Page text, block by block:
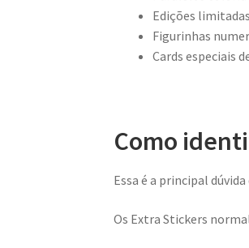
Edições limitadas
Figurinhas
Cards especiais
Como
Essa é a principal
Os Extra Stickers